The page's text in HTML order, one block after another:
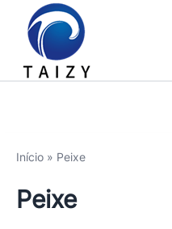
Início » Peixe
Peixe